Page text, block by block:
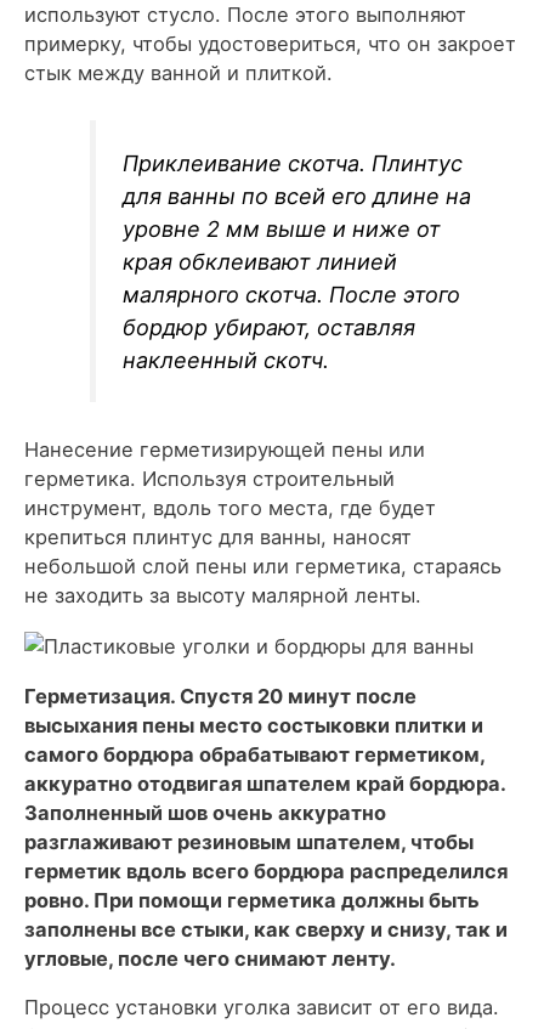
используют стусло. После этого выполняют
примерку, чтобы удостовериться, что он закроет
стык между ванной и плиткой.
Приклеивание скотча. Плинтус
для ванны по всей его длине на
уровне 2 мм выше и ниже от
края обклеивают линией
малярного скотча. После этого
бордюр убирают, оставляя
наклеенный скотч.
Нанесение герметизирующей пены или
герметика. Используя строительный
инструмент, вдоль того места, где будет
крепиться плинтус для ванны, наносят
небольшой слой пены или герметика, стараясь
не заходить за высоту малярной ленты.
Герметизация. Спустя 20 минут после
высыхания пены место состыковки плитки и
самого бордюра обрабатывают герметиком,
аккуратно отодвигая шпателем край бордюра.
Заполненный шов очень аккуратно
разглаживают резиновым шпателем, чтобы
герметик вдоль всего бордюра распределился
ровно. При помощи герметика должны быть
заполнены все стыки, как сверху и снизу, так и
угловые, после чего снимают ленту.
Процесс установки уголка зависит от его вида.